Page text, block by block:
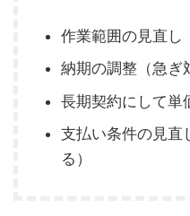
作業範囲の見直し
納期の調整（急ぎ
長期契約にして単
支払い条件の見直
る）